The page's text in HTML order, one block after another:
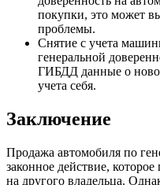
покупки, это может
проблемы.
Снятие с учета
генеральной
ГИБДД данные о
учета себя.
Заключение
Продажа автомобиля по
законное действие,
на другого владельца.